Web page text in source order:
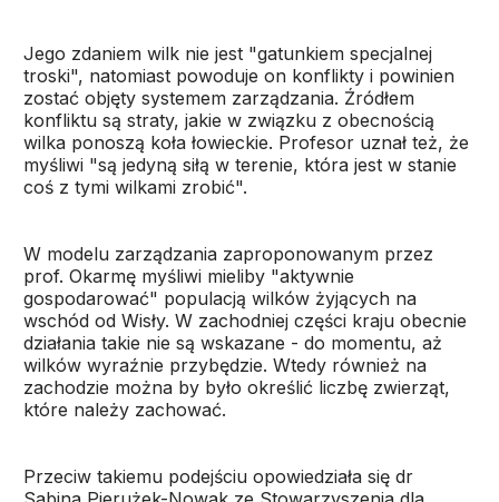
Jego zdaniem wilk nie jest "gatunkiem specjalnej
troski", natomiast powoduje on konflikty i powinien
zostać objęty systemem zarządzania. Źródłem
konfliktu są straty, jakie w związku z obecnością
wilka ponoszą koła łowieckie. Profesor uznał też, że
myśliwi "są jedyną siłą w terenie, która jest w stanie
coś z tymi wilkami zrobić".
W modelu zarządzania zaproponowanym przez
prof. Okarmę myśliwi mieliby "aktywnie
gospodarować" populacją wilków żyjących na
wschód od Wisły. W zachodniej części kraju obecnie
działania takie nie są wskazane - do momentu, aż
wilków wyraźnie przybędzie. Wtedy również na
zachodzie można by było określić liczbę zwierząt,
które należy zachować.
Przeciw takiemu podejściu opowiedziała się dr